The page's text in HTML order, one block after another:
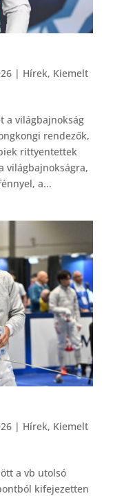
| Hírek, Kiemelt
a világbajnokság
rendezők,
rittyentettek
világbajnokságra,
a...
| Hírek, Kiemelt
a vb utolsó
kifejezetten